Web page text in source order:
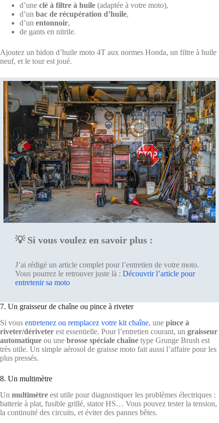
d’une clé à filtre à huile (adaptée à votre moto),
d’un bac de récupération d’huile,
d’un entonnoir,
de gants en nitrile.
Ajoutez un bidon d’huile moto 4T aux normes Honda, un filtre à huile
neuf, et le tour est joué.
💡 Si vous voulez en savoir plus :
J’ai rédigé un article complet pour l’entretien de votre moto.
Vous pourrez le retrouver juste là :Découvrir l’article pour
entretenir sa moto
7. Un graisseur de chaîne ou pince à riveter
Si vous entretenez ou remplacez votre kit chaîne, une pince à
riveter/dériveter est essentielle. Pour l’entretien courant, un graisseur
automatique ou une brosse spéciale chaîne type Grunge Brush est
très utile. Un simple aérosol de graisse moto fait aussi l’affaire pour les
plus pressés.
8. Un multimètre
Un multimètre est utile pour diagnostiquer les problèmes électriques :
batterie à plat, fusible grillé, stator HS… Vous pouvez tester la tension,
la continuité des circuits, et éviter des pannes bêtes.